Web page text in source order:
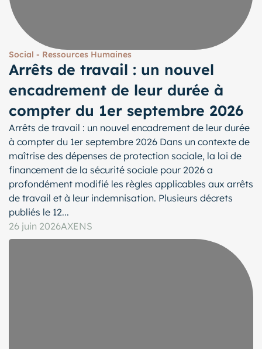
Social - Ressources Humaines
Arrêts de travail : un nouvel
encadrement de leur durée à
compter du 1er septembre 2026
Arrêts de travail : un nouvel encadrement de leur durée
à compter du 1er septembre 2026 Dans un contexte de
maîtrise des dépenses de protection sociale, la loi de
financement de la sécurité sociale pour 2026 a
profondément modifié les règles applicables aux arrêts
de travail et à leur indemnisation. Plusieurs décrets
publiés le 12...
26 juin 2026AXENS